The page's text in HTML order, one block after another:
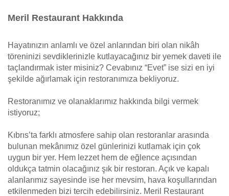
Meril Restaurant Hakkında
Hayatınızın anlamlı ve özel anlarından biri olan nikâh
töreninizi sevdiklerinizle kutlayacağınız bir yemek daveti ile
taçlandırmak ister misiniz? Cevabınız “Evet” ise sizi en iyi
şekilde ağırlamak için restoranımıza bekliyoruz.
Restoranımız ve olanaklarımız hakkında bilgi vermek
istiyoruz;
Kıbrıs’ta farklı atmosfere sahip olan restoranlar arasında
bulunan mekânımız özel günlerinizi kutlamak için çok
uygun bir yer. Hem lezzet hem de eğlence açısından
oldukça tatmin olacağınız şık bir restoran. Açık ve kapalı
alanlarımız sayesinde ise her mevsim, hava koşullarından
etkilenmeden bizi tercih edebilirsiniz. Meril Restaurant